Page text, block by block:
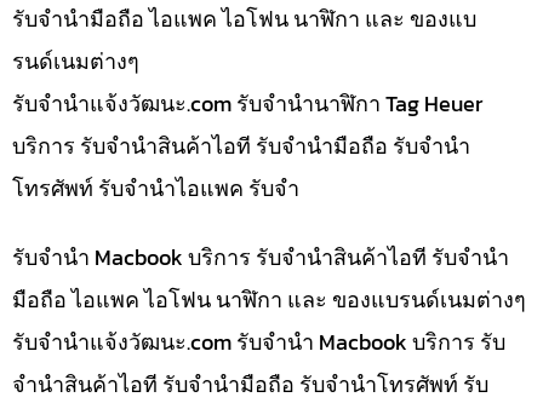
รับจำนำมือถือ ไอแพค ไอโฟน นาฬิกา และ ของแบ
รนด์เนมต่างๆ
รับจํานําแจ้งวัฒนะ.com รับจำนำนาฬิกา Tag Heuer
บริการ รับจำนำสินค้าไอที รับจำนำมือถือ รับจำนำ
โทรศัพท์ รับจำนำไอแพค รับจำ
รับจำนำ Macbook บริการ รับจำนำสินค้าไอที รับจำนำ
มือถือ ไอแพค ไอโฟน นาฬิกา และ ของแบรนด์เนมต่างๆ
รับจํานําแจ้งวัฒนะ.com รับจำนำ Macbook บริการ รับ
จำนำสินค้าไอที รับจำนำมือถือ รับจำนำโทรศัพท์ รับ